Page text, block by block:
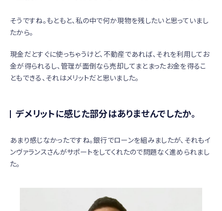
そうですね。もともと、私の中で何か現物を残したいと思っていまし
たから。
現金だとすぐに使っちゃうけど、不動産であれば、それを利用してお
金が得られるし、管理が面倒なら売却してまとまったお金を得るこ
ともできる、それはメリットだと思いました。
デメリットに感じた部分はありませんでしたか。
あまり感じなかったですね。銀行でローンを組みましたが、それもイ
ンヴァランスさんがサポートをしてくれたので問題なく進められまし
た。